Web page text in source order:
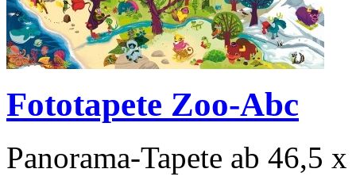
Fototapete Zoo-Abc
Panorama-Tapete ab 46,5